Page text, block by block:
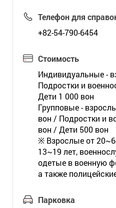
Телефон для
+82-54-790-6454
Стоимость
Индивидуальные -
Подростки и
Дети 1 000 вон
Групповые -
вон / Подростки и
вон / Дети 500 вон
※ Взрослые от
13~19 лет,
одетые в военную
а также
Парковка